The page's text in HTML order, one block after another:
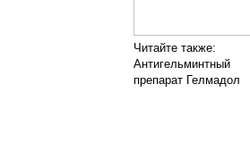
Читайте также:
Антигельминтный
препарат Гелмадол